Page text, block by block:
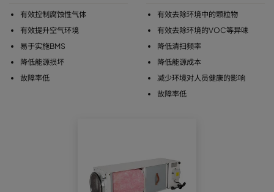
有效控制腐蚀性气体
有效提升空气环境
易于实施BMS
降低能源损坏
故障率低
有效去除环境中的颗粒物
有效去除环境的VOC等异味
降低清扫频率
降低能源成本
减少环境对人员健康的影响
故障率低